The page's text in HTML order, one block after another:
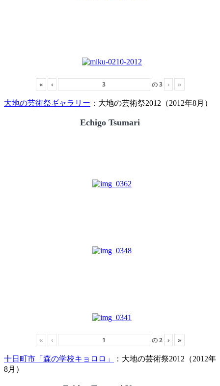
« ‹ の3 › »
大地の芸術祭ギャラリー ：大地の芸術祭2012（2012年8月）
Echigo Tsumari
« ‹ の2 › »
十日町市「森の学校キョロロ」
：大地の芸術祭2012（2012年
8月）